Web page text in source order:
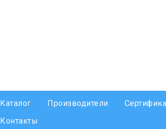
Каталог Производители
Контакты